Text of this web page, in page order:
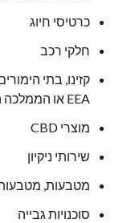
כרטיסי חיוג
חלקי רכב
קזינו, בתי
EEA או הממלכה המאוחדת).
מוצרי CBD
שירותי ניקיון
מטבעות,
סוכנויות גבייה